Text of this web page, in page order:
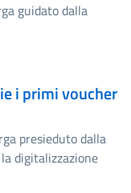
guidato dalla
i primi voucher
presieduto dalla
digitalizzazione